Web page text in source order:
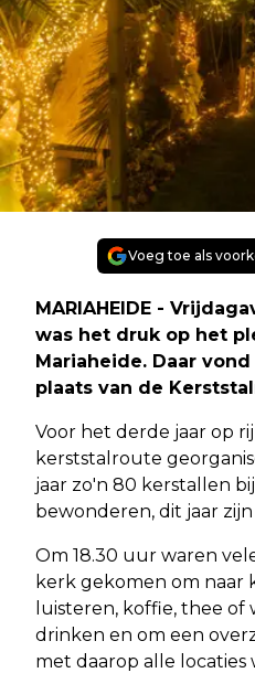
Voeg toe als
MARIAHEIDE -
was het druk op het
Mariaheide. Daar
plaats van de
Voor het derde jaar op
kerststalroute
jaar zo'n 80 kerstallen
bewonderen, dit jaar zijn
Om 18.30 uur waren
kerk gekomen om naar
luisteren, koffie, thee
drinken en om een
met daarop alle locaties